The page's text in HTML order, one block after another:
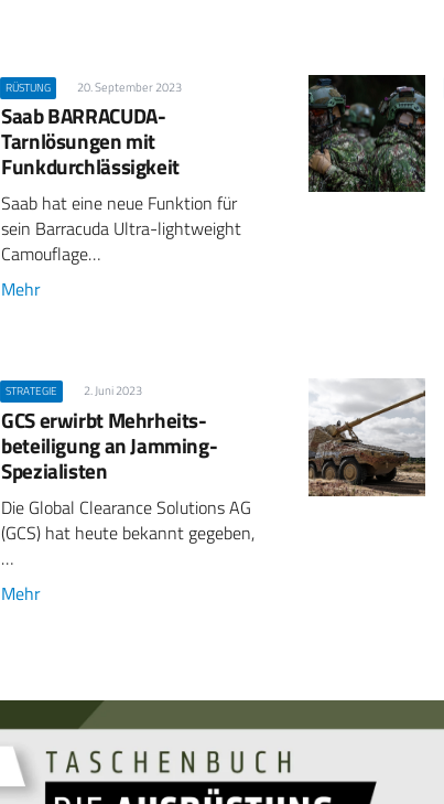
RÜSTUNG 20. September 2023
Saab BARRACUDA-
Tarnlösungen mit
Funkdurch­lässigkeit
Saab hat eine neue Funktion für
sein Barracuda Ultra-lightweight
Camouflage…
Mehr
STRATEGIE 2. Juni 2023
GCS erwirbt Mehrheits­
beteiligung an Jamming-
Spezialisten
Die Global Clearance Solutions AG
(GCS) hat heute bekannt gegeben,
…
Mehr